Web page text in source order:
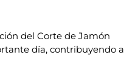
del Corte de Jamón
día, contribuyendo a